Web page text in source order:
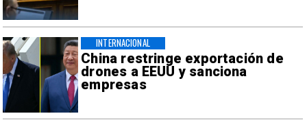
China restringe exportación de
drones a EEUU y sanciona
empresas
INTERNACIONAL